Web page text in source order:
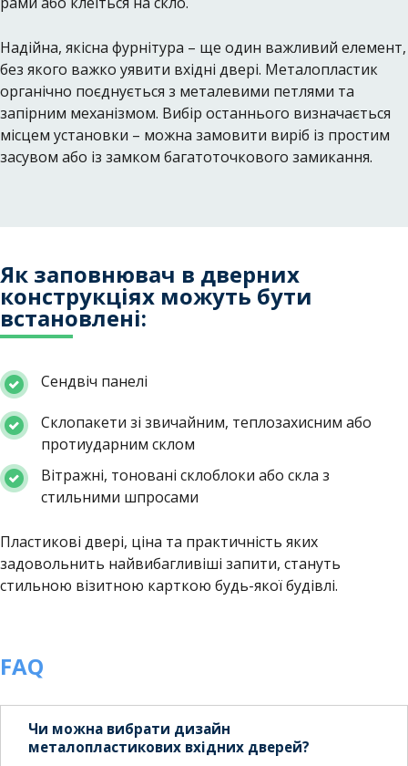
Надійна, якісна фурнітура – ​​ще один важливий елемент,
без якого важко уявити вхідні двері. Металопластик
органічно поєднується з металевими петлями та
запірним механізмом. Вибір останнього визначається
місцем установки – можна замовити виріб із простим
засувом або із замком багатоточкового замикання.
Як заповнювач в дверних
конструкціях можуть бути
встановлені:
Сендвіч панелі
Склопакети зі звичайним, теплозахисним або
протиударним склом
Вітражні, тоновані склоблоки або скла з
стильними шпросами
Пластикові двері, ціна та практичність яких
задовольнить найвибагливіші запити, стануть
стильною візитною карткою будь-якої будівлі.
FAQ
Чи можна вибрати дизайн
металопластикових вхідних дверей?